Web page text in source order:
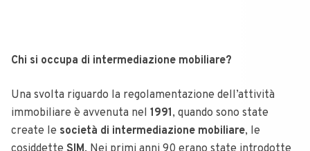
Chi si occupa di intermediazione mobiliare?
Una svolta riguardo la regolamentazione dell’attività
immobiliare è avvenuta nel 1991, quando sono state
create le società di intermediazione mobiliare, le